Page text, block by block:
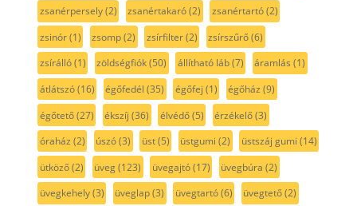
zsanérpersely(2) zsanértakaró(2) zsanértartó(2)
zsinór(1) zsomp(2) zsírfilter(2) zsírszűrő(6)
zsírálló(1) zöldségfiók(50) állítható láb(7) áramlás (1)
átlátszó(16) égőfedél (35) égőfej (1) égőház (9)
égőtető(27) ékszíj (36) élvédő(5) érzékelő(3)
óraház (2) úszó(3) üst(5) üstgumi (2) üstszáj gumi (14)
ütköző(2) üveg(123) üvegajtó(17) üvegbúra (2)
üvegkehely(3) üveglap(3) üvegtartó(6) üvegtető(2)